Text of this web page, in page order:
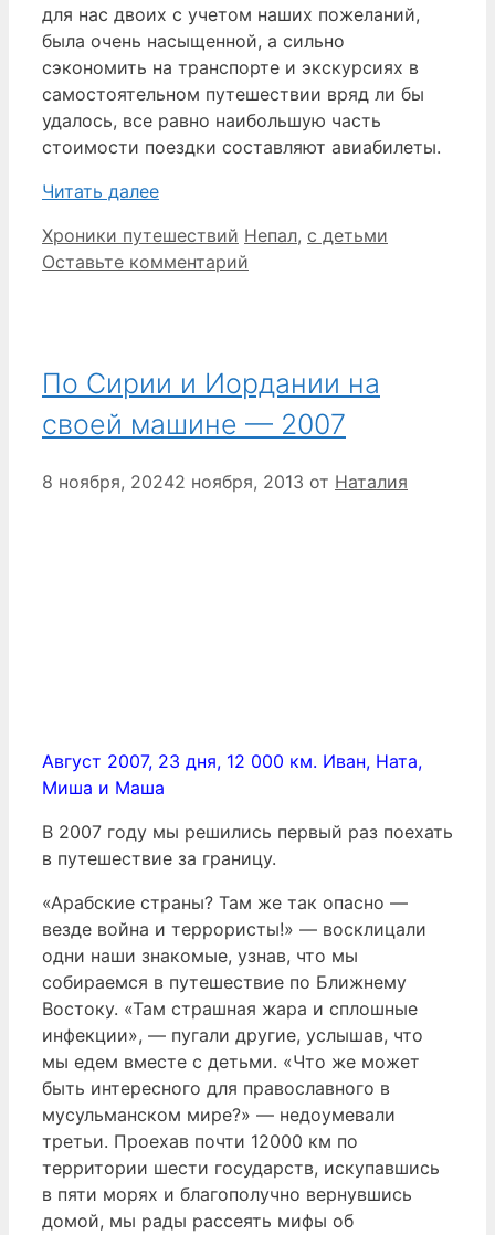
для нас двоих с учетом наших пожеланий,
была очень насыщенной, а сильно
сэкономить на транспорте и экскурсиях в
самостоятельном путешествии вряд ли бы
удалось, все равно наибольшую часть
стоимости поездки составляют авиабилеты.
Читать далее
Рубрики
Хроники путешествий Метки
Непал, с детьми
Оставьте комментарий
По Сирии и Иордании на
своей машине — 2007
8 ноября, 20242 ноября, 2013 от Наталия
Август 2007, 23 дня, 12 000 км. Иван, Ната,
Миша и Маша
В 2007 году мы решились первый раз поехать
в путешествие за границу.
«Арабские страны? Там же так опасно —
везде война и террористы!» — восклицали
одни наши знакомые, узнав, что мы
собираемся в путешествие по Ближнему
Востоку. «Там страшная жара и сплошные
инфекции», — пугали другие, услышав, что
мы едем вместе с детьми. «Что же может
быть интересного для православного в
мусульманском мире?» — недоумевали
третьи. Проехав почти 12000 км по
территории шести государств, искупавшись
в пяти морях и благополучно вернувшись
домой, мы рады рассеять мифы об